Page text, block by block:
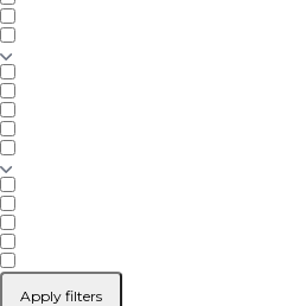
Apply filters